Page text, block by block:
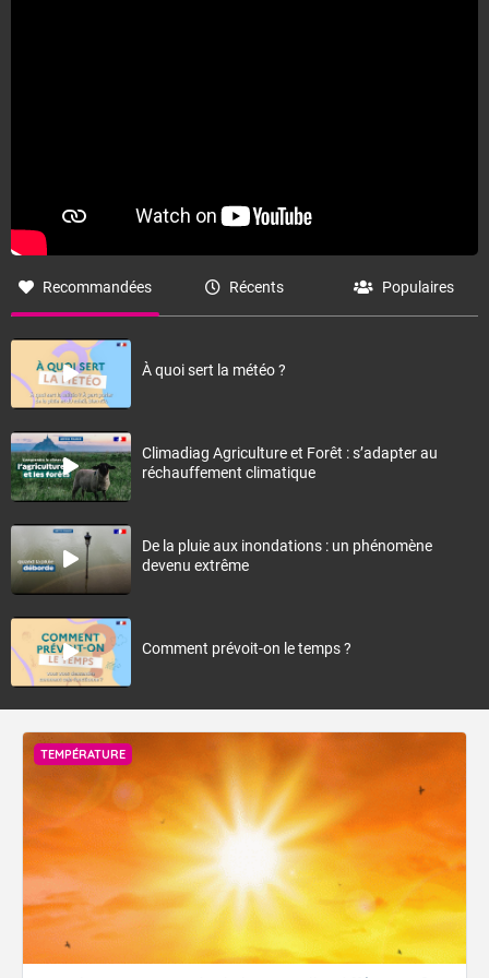
Recommandées Récents Populaires
À quoi sert la météo ?
Climadiag Agriculture et Forêt : s’adapter au
réchauffement climatique
De la pluie aux inondations : un phénomène
devenu extrême
Comment prévoit-on le temps ?
TEMPÉRATURE